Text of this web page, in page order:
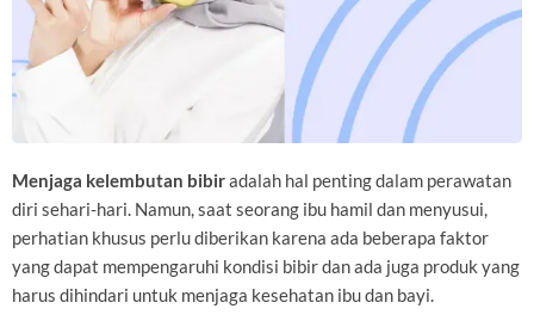
Menjaga kelembutan bibiradalah hal penting dalam perawatan
diri sehari-hari. Namun, saat seorang ibu hamil dan menyusui,
perhatian khusus perlu diberikan karena ada beberapa faktor
yang dapat mempengaruhi kondisi bibir dan ada juga produk yang
harus dihindari untuk menjaga kesehatan ibu dan bayi.